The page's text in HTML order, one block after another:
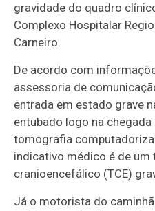
gravidade do quadro
Complexo Hospitalar
Carneiro.
De acordo com
assessoria de
entrada em estado grave
entubado logo na
tomografia
indicativo médico é de
cranioencefálico (TCE)
Já o motorista do